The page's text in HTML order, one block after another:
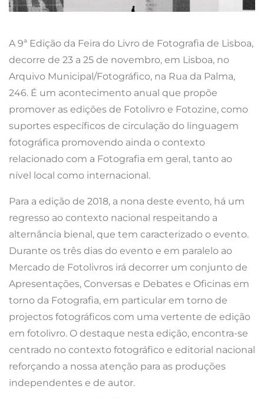
A 9ª Edição da Feira do Livro de Fotografia de Lisboa,
decorre de 23 a 25 de novembro, em Lisboa, no
Arquivo Municipal/Fotográfico, na Rua da Palma,
246. É um acontecimento anual que propõe
promover as edições de Fotolivro e Fotozine, como
suportes específicos de circulação do linguagem
fotográfica promovendo ainda o contexto
relacionado com a Fotografia em geral, tanto ao
nível local como internacional.
Para a edição de 2018, a nona deste evento, há um
regresso ao contexto nacional respeitando a
alternância bienal, que tem caracterizado o evento.
Durante os três dias do evento e em paralelo ao
Mercado de Fotolivros irá decorrer um conjunto de
Apresentações, Conversas e Debates e Oficinas em
torno da Fotografia, em particular em torno de
projectos fotográficos com uma vertente de edição
em fotolivro. O destaque nesta edição, encontra-se
centrado no contexto fotográfico e editorial nacional
reforçando a nossa atenção para as produções
independentes e de autor.